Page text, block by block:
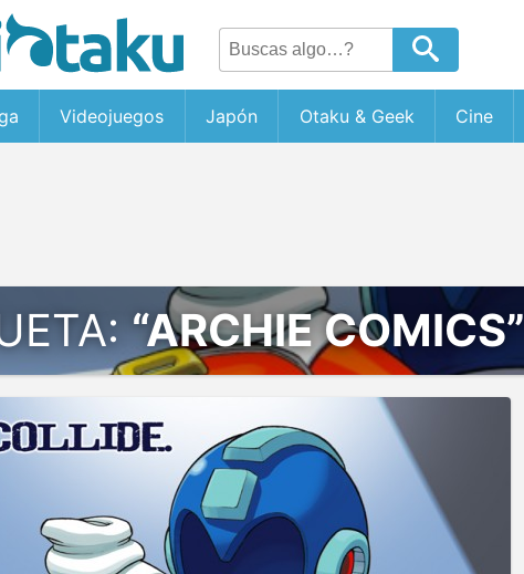
Videojuegos Japón Otaku & Geek Cine
“ARCHIE COMICS”